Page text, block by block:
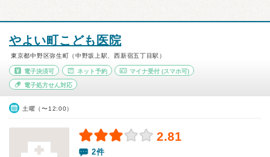
やよい町こども医院
東京都中野区弥生町（中野坂上駅、西新宿五丁目駅）
電子決済可 ネット予約 マイナ受付 (スマホ可)
電子処方せん対応
土曜（〜12:00）
2.81
2件